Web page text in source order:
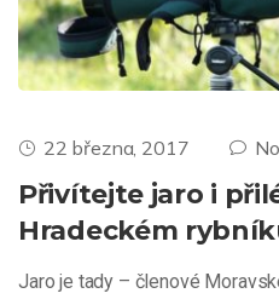
22 března, 2017
Přivítejte jaro i
Hradeckém
Jaro je tady – členové